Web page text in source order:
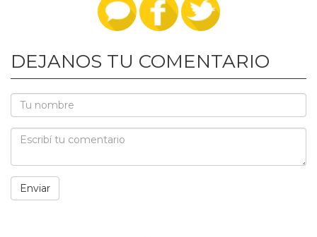
DEJANOS TU COMENTARIO